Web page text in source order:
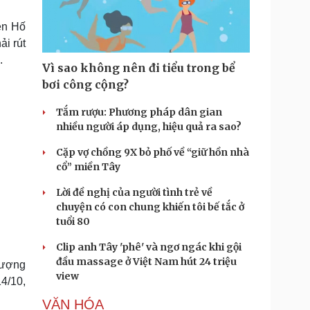
nghiệp 24h
nhân
cộng đồng
Tin Công nghệ
Trải nghiệm
Chuyển đổi số
Podcast
Đọc truyện đêm khuya
Cửa sổ tình yêu
Hạt giống tâm hồn
Hố
rút
10,
Vì sao không nên đi tiểu trong bể
bơi công cộng?
Tắm rượu: Phương pháp dân gian
nhiều người áp dụng, hiệu quả ra sao?
Cặp vợ chồng 9X bỏ phố về “giữ hồn nhà
cổ” miền Tây
Lời đề nghị của người tình trẻ về
chuyện có con chung khiến tôi bế tắc ở
tuổi 80
Clip anh Tây 'phê' và ngơ ngác khi gội
đầu massage ở Việt Nam hút 24 triệu
view
VĂN HÓA